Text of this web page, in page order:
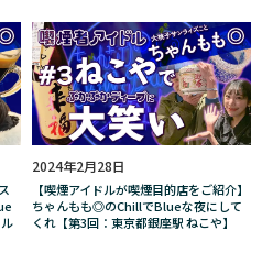
彦
菊地成孔
葉巻種類
蒼天航路
藤岡聡
虹の橋
裏・歳時記
裏原
象嵌
販売中止
費用
資産運用
2024年2月28日
【喫煙アイドルが喫煙目的店をご紹介】
ちゃんもも◎のChillでBlueな夜にして
くれ【第3回：東京都銀座駅 ねこや】